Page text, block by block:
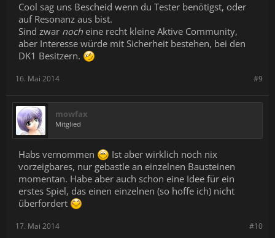
Cool sag uns Bescheid wenn du Tester benötigst, oder
auf Resonanz aus bist.
Sind zwar nocheine recht kleine Aktive Community,
aber Interesse würde mit Sicherheit bestehen, bei den
DK1 Besitzern.
#9
16. Mai 2014
mowfax
Mitglied
Habs vernommen
Ist aber wirklich noch nix
vorzeigbares, nur gebastle an einzelnen Bausteinen
momentan. Habe aber auch schon eine Idee für ein
erstes Spiel, das einen einzelnen (so hoffe ich) nicht
überfordert
#10
17. Mai 2014